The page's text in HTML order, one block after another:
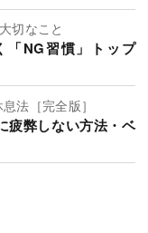
切なこと
「NG習慣」トップ
法［完全版］
疲弊しない方法・ベ